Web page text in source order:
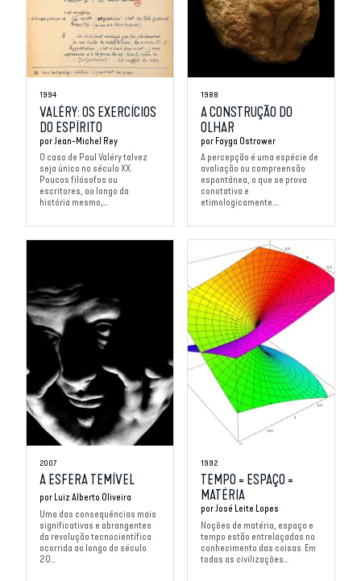
1994
VALÉRY: OS EXERCÍCIOS
DO ESPÍRITO
por Jean-Michel Rey
O caso de Paul Valéry talvez
seja único no século XX.
Poucos filósofos ou
escritores, ao longo da
história mesmo,...
1988
A CONSTRUÇÃO DO
OLHAR
por Fayga Ostrower
A percepção é uma espécie de
avaliação ou compreensão
espontânea, o que se prova
conotativa e
etimologicamente....
2007
A ESFERA TEMÍVEL
por Luiz Alberto Oliveira
Uma das consequências mais
significativas e abrangentes
da revolução tecnocientífica
ocorrida ao longo do século
20...
1992
TEMPO = ESPAÇO =
MATÉRIA
porJosé Leite Lopes
Noções de matéria, espaço e
tempo estão entrelaçadas no
conhecimento das coisas. Em
todas as civilizações...